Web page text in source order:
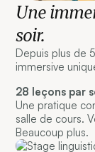
Une
soir.
Depuis plus de
immersive
28 leçons par
Une pratique
salle de cours.
Beaucoup plus.